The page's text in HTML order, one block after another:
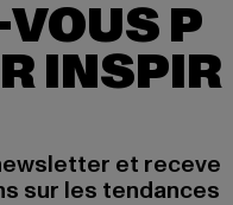
P
INSPIR
et receve
sur les tendances